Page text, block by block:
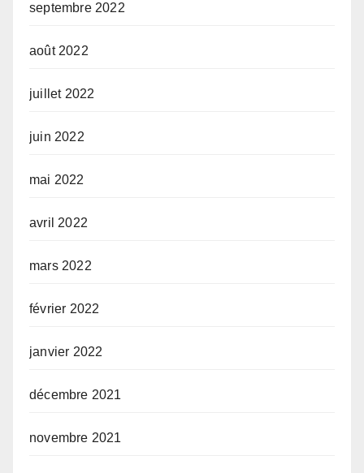
septembre 2022
août 2022
juillet 2022
juin 2022
mai 2022
avril 2022
mars 2022
février 2022
janvier 2022
décembre 2021
novembre 2021